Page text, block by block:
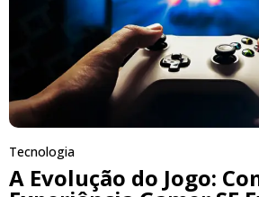
Tecnologia
A Evolução do Jogo: